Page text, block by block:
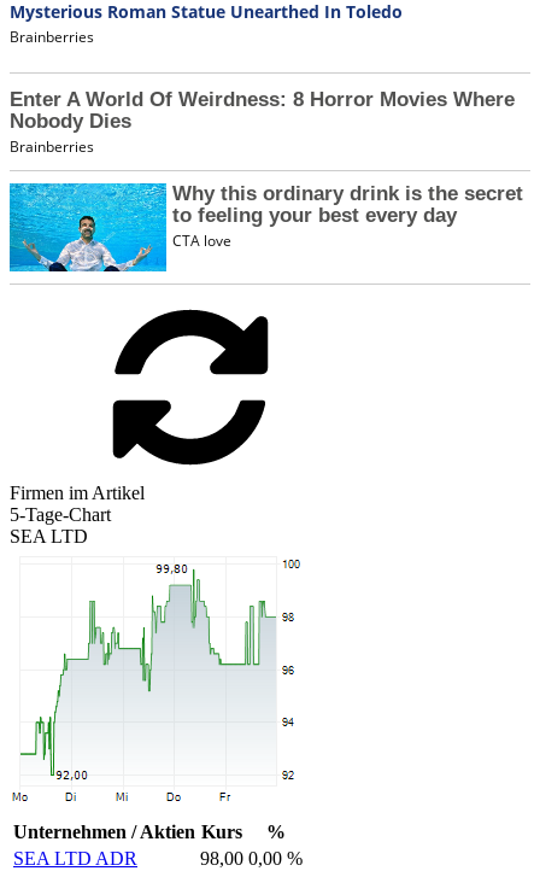
Firmen im Artikel
5-Tage-Chart
SEA LTD
Unternehmen / Aktien Kurs
%
SEA LTD ADR
98,00 0,00 %